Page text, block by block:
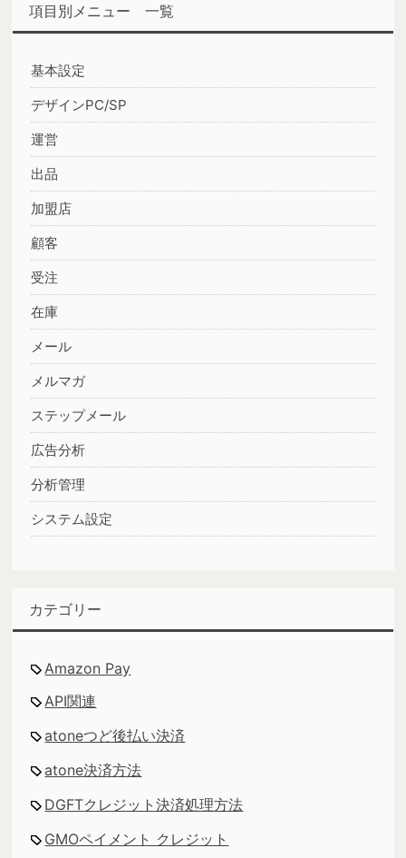
項目別メニュー 一覧
基本設定
デザインPC/SP
運営
出品
加盟店
顧客
受注
在庫
メール
メルマガ
ステップメール
広告分析
分析管理
システム設定
カテゴリー
Amazon Pay
API関連
atoneつど後払い決済
atone決済方法
DGFTクレジット決済処理方法
GMOペイメント クレジット